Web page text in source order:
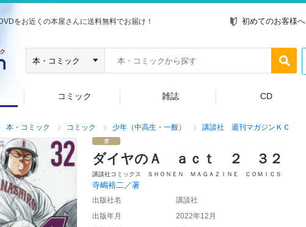
をお近くの本屋さんに送料無料でお届け！ 初めてのお客様へ
コミック 雑誌 CD
本・コミック コミック 少年（中高生・一般） 講談社 週刊マガジンＫＣ
ダイヤのＡ ａｃｔ ２ ３２
講談社コミックス ＳＨＯＮＥＮ ＭＡＧＡＺＩＮＥ ＣＯＭＩＣＳ
寺嶋裕二／著
出版社名
講談社
出版年月
2022年12月